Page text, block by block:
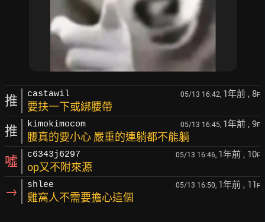
推 castawil 05/13 16:42, 1年前 , 8F
要扶一下或綁腰帶
推 kimokimocom 05/13 16:45, 1年前 , 9F
腰真的要小心 嚴重的連躺都不能躺
噓 c6343j6297 05/13 16:46, 1年前 , 10F
op又不附來源
→ shlee 05/13 16:50, 1年前 , 11 F
雞窩人不需要擔心這個